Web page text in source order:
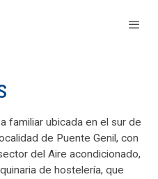
familiar ubicada en el sur de
de Puente Genil, con
del Aire acondicionado,
de hostelería, que